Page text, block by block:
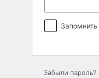
Забыли пароль?